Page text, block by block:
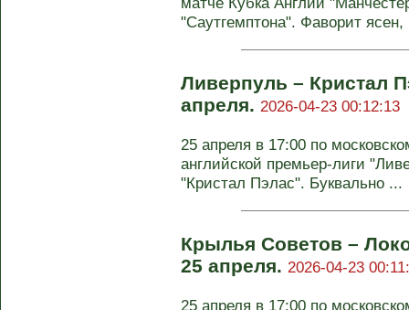
"Саутгемптона". Фаворит ясен,
Ливерпуль – Кристал
апреля. 2026-04-23 00:12:13
25 апреля в 17:00 по
английской премьер-лиги
"Кристал Пэлас". Буквально ...
Крылья Советов –
25 апреля. 2026-04-23
25 апреля в 17:00 по